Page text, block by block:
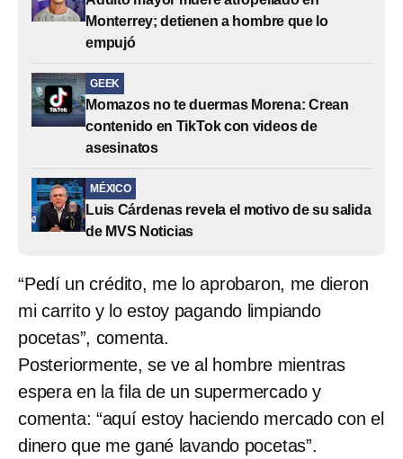
Monterrey; detienen a hombre que lo
empujó
GEEK
Momazos no te duermas Morena: Crean
contenido en TikTok con videos de
asesinatos
MÉXICO
Luis Cárdenas revela el motivo de su salida
de MVS Noticias
“Pedí un crédito, me lo aprobaron, me dieron
mi carrito y lo estoy pagando limpiando
pocetas”, comenta.
Posteriormente, se ve al hombre mientras
espera en la fila de un supermercado y
comenta: “aquí estoy haciendo mercado con el
dinero que me gané lavando pocetas”.